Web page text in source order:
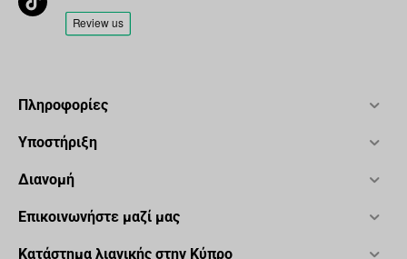
Πληροφορίες
Υποστήριξη
Διανομή
Επικοινωνήστε μαζί μας
Κατάστημα λιανικής στην Κύπρο